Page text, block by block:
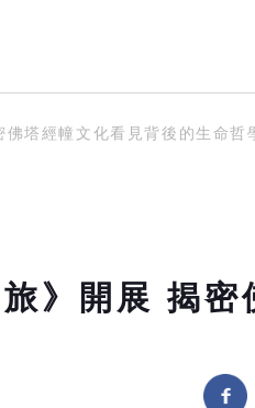
塔經幢文化看見背後的生命哲
》開展 揭密